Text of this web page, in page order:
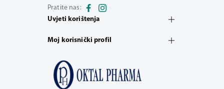
Pratite nas:
Uvjeti korištenja
Moj korisnički profil